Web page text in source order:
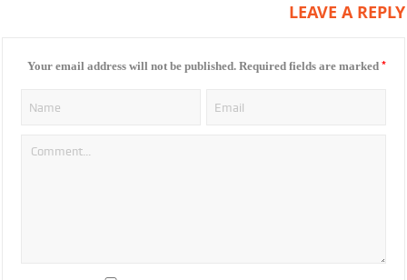
LEAVE A REPLY
Your email address will not be published. Required fields are marked *